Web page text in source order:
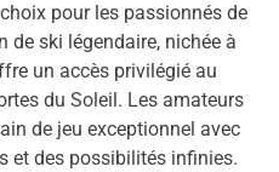
pour les passionnés de
de ski légendaire, nichée à
un accès privilégié au
du Soleil. Les amateurs
de jeu exceptionnel avec
et des possibilités infinies.